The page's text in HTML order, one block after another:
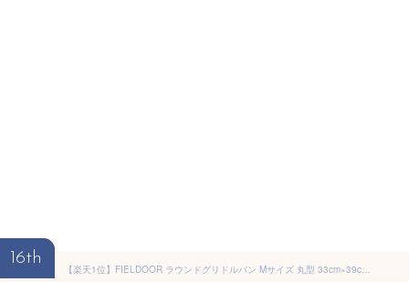
16th
【楽天1位】FIELDOOR ラウンドグリドルパン Mサイズ 丸型 33cm×39cm 直火/ガス/IH対応 軽量アルミ合金 グリルパン グリルプレート マルチグリドルパン フライパン アウトドア キャンプ キャンプ飯 シリコンハンドル・バッグ付き 1年保証 ★[送料無料]